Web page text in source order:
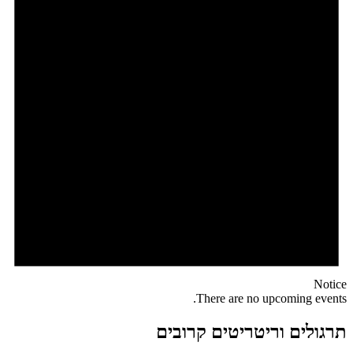
Notice
There are no upcoming events.
תרגולים וריטריטים קרובים